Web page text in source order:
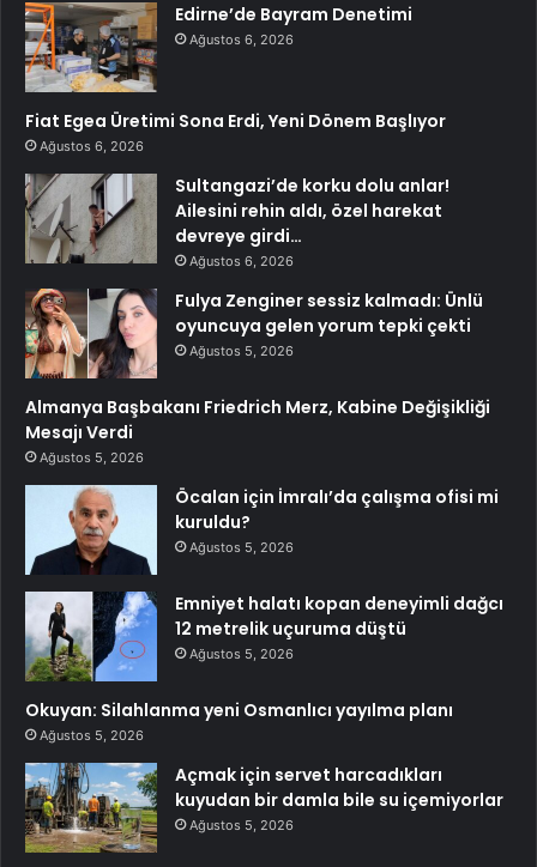
Edirne’de Bayram Denetimi
Ağustos 6, 2026
Fiat Egea Üretimi Sona Erdi, Yeni Dönem Başlıyor
Ağustos 6, 2026
Sultangazi’de korku dolu anlar!
Ailesini rehin aldı, özel harekat
devreye girdi…
Ağustos 6, 2026
Fulya Zenginer sessiz kalmadı: Ünlü
oyuncuya gelen yorum tepki çekti
Ağustos 5, 2026
Almanya Başbakanı Friedrich Merz, Kabine Değişikliği
Mesajı Verdi
Ağustos 5, 2026
Öcalan için İmralı’da çalışma ofisi mi
kuruldu?
Ağustos 5, 2026
Emniyet halatı kopan deneyimli dağcı
12 metrelik uçuruma düştü
Ağustos 5, 2026
Okuyan: Silahlanma yeni Osmanlıcı yayılma planı
Ağustos 5, 2026
Açmak için servet harcadıkları
kuyudan bir damla bile su içemiyorlar
Ağustos 5, 2026